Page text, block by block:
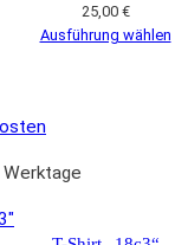
25,00 €
Ausführung wählen